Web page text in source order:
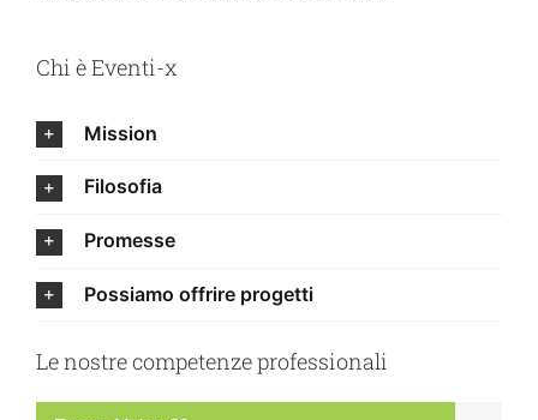
Chi è Eventi-x
Mission
Filosofia
Promesse
Possiamo offrire progetti
Le nostre competenze professionali